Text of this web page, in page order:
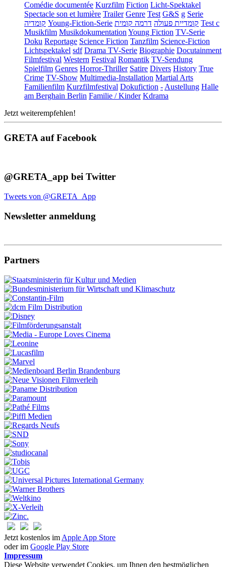
Comédie documentée Kurzfilm Fiction Licht-Spektakel
Spectacle son et lumière Trailer Genre Test G&S g Serie
קומדיה Young-Fiction-Serie קומדיית פעולה דרמה קומית
Test c
Musikfilm Musikdokumentation Young Fiction TV-Serie
Doku Reportage Science Fiction Tanzfilm Science-Fiction
Lichtspektakel sdf Drama TV-Serie Biographie Docutainment
Filmfestival Western Festival Romantik TV-Sendung
Spielfilm Genres Horror-Thriller Satire Divers History True
Crime TV-Show Multimedia-Installation Martial Arts
Familienfilm Kurzfilmfestival Dokufiction - Austellung Halle
am Berghain Berlin Familie / Kinder Kdrama
Jetzt weiterempfehlen!
GRETA auf Facebook
@GRETA_app bei Twitter
Tweets von @GRETA_App
Newsletter anmeldung
Partners
Jetzt kostenlos im Apple App Store
oder im Google Play Store
Impressum
Diese Website verwendet Cookies, um Ihnen den bestmöglichen